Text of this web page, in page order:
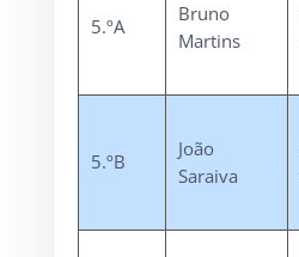
5.ºA
Bruno
Martins
5.ºB
João
Saraiva